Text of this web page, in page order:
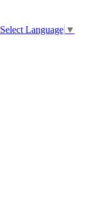
Select Language ▼